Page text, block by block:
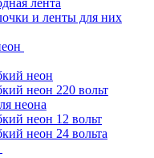
лента
и ленты для них
неон
неон 220 вольт
неона
неон 12 вольт
неон 24 вольта